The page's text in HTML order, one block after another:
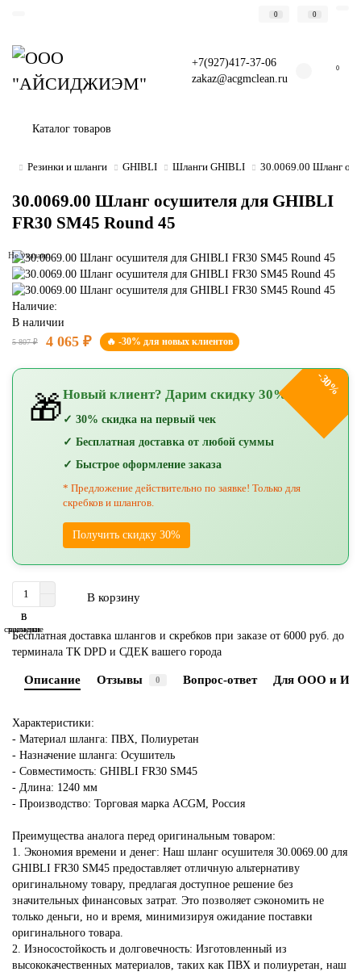
0 0
+7(927)417-37-06
zakaz@acgmclean.ru
0
Каталог товаров
Резинки и шланги GHIBLI Шланги GHIBLI 30.0069.00 Шланг
30.0069.00 Шланг осушителя для GHIBLI
FR30 SM45 Round 45
Не указано
Наличие:
В наличии
5 807 ₽ 4 065 ₽ 🔥 -30% для новых клиентов
-30%
🎁Новый клиент? Дарим скидку 30%!
✓ 30% скидка на первый чек
✓ Бесплатная доставка от любой суммы
✓ Быстрое оформление заказа
* Предложение действительно по заявке! Только для
скребков и шлангов.
Получить скидку 30%
В корзину
В
закладки
В
сравнение
Бесплатная доставка шлангов и скребков при заказе от 6000 руб. до
терминала ТК DPD и СДЕК вашего города
Описание Отзывы 0 Вопрос-ответ Для ООО и ИП
Характеристики:
- Материал шланга: ПВХ, Полиуретан
- Назначение шланга: Осушитель
- Совместимость: GHIBLI FR30 SM45
- Длина: 1240 мм
- Производство: Торговая марка ACGM, Россия
Преимущества аналога перед оригинальным товаром:
1. Экономия времени и денег: Наш шланг осушителя 30.0069.00 для
GHIBLI FR30 SM45 предоставляет отличную альтернативу
оригинальному товару, предлагая доступное решение без
значительных финансовых затрат. Это позволяет сэкономить не
только деньги, но и время, минимизируя ожидание поставки
оригинального товара.
2. Износостойкость и долговечность: Изготовленный из
высококачественных материалов, таких как ПВХ и полиуретан, наш